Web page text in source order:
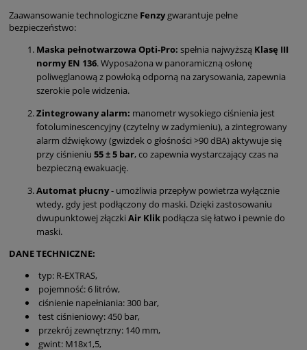
Zaawansowanie technologiczne Fenzygwarantuje pełne
bezpieczeństwo:
Maska pełnotwarzowa Opti-Pro: spełnia najwyższą Klasę III
normy EN 136. Wyposażona w panoramiczną osłonę
poliwęglanową z powłoką odporną na zarysowania, zapewnia
szerokie pole widzenia.
Zintegrowany alarm: manometr wysokiego ciśnienia jest
fotoluminescencyjny (czytelny w zadymieniu), a zintegrowany
alarm dźwiękowy (gwizdek o głośności >90 dBA) aktywuje się
przy ciśnieniu 55 ± 5 bar, co zapewnia wystarczający czas na
bezpieczną ewakuację.
Automat płucny- umożliwia przepływ powietrza wyłącznie
wtedy, gdy jest podłączony do maski. Dzięki zastosowaniu
dwupunktowej złączki Air Klik podłącza się łatwo i pewnie do
maski.
DANE TECHNICZNE:
typ: R-EXTRAS,
pojemność: 6 litrów,
ciśnienie napełniania: 300 bar,
test ciśnieniowy: 450 bar,
przekrój zewnętrzny: 140 mm,
gwint: M18x1,5,